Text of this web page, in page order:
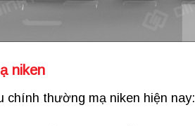
niken
chính thường mạ niken hiện nay: